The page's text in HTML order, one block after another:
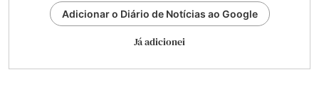
Adicionar o Diário de Notícias ao Google
Já adicionei